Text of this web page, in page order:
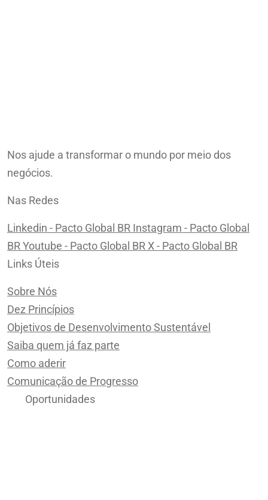
Nos ajude a transformar o mundo por meio dos
negócios.
Nas Redes
Linkedin - Pacto Global BR Instagram - Pacto Global
BR Youtube - Pacto Global BR X - Pacto Global BR
Links Úteis
Sobre Nós
Dez Princípios
Objetivos de Desenvolvimento Sustentável
Saiba quem já faz parte
Como aderir
Comunicação de Progresso
Oportunidades